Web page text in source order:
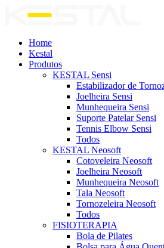
Home
Kestal
Produtos
KESTAL Sensi
Estabilizador de
Joelheira Sensi
Munhequeira Sensi
Suporte Patelar Sensi
Tennis Elbow Sensi
Todos
KESTAL Neosoft
Cotoveleira Neosoft
Joelheira Neosoft
Munhequeira Neosoft
Tala Neosoft
Tornozeleira Neosoft
Todos
FISIOTERAPIA
Bola de Pilates